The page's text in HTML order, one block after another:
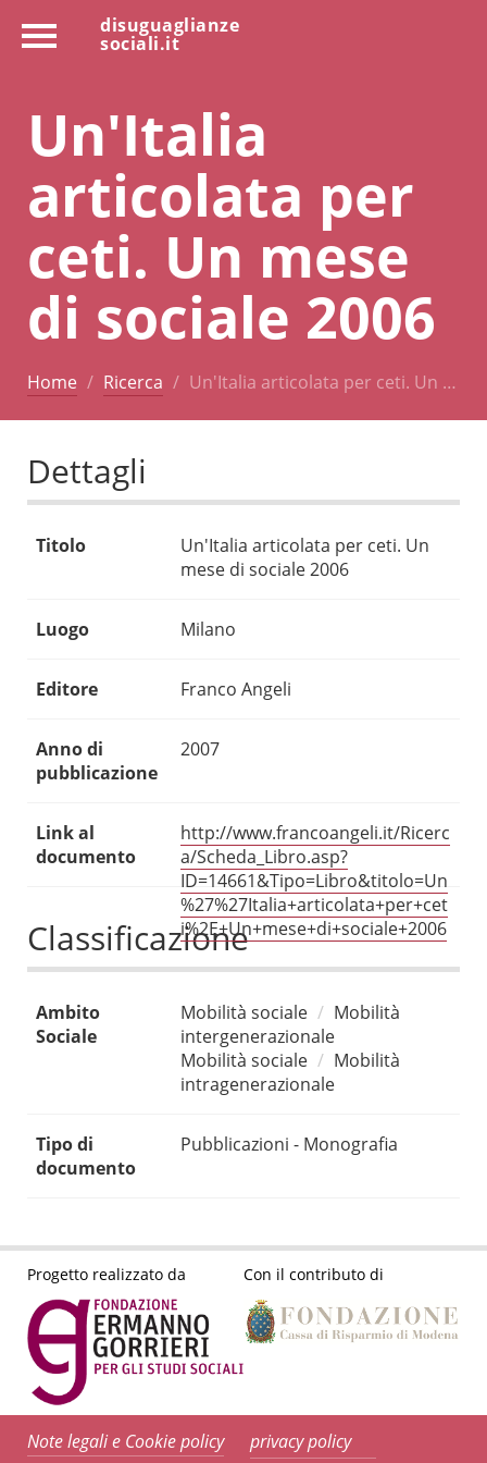
disuguaglianze
sociali.it
Un'Italia
articolata per
ceti. Un mese
di sociale 2006
Home Ricerca Un'Italia articolata per ceti. Un …
Dettagli
Titolo
Un'Italia articolata per ceti. Un
mese di sociale 2006
Luogo Milano
Editore Franco Angeli
Anno di
pubblicazione
2007
Link al
documento
http://www.francoangeli.it/Ricerc
a/Scheda_Libro.asp?
ID=14661&Tipo=Libro&titolo=Un
%27%27Italia+articolata+per+cet
i%2E+Un+mese+di+sociale+2006
Classificazione
Ambito
Sociale
Mobilità sociale
Mobilità
intergenerazionale
Mobilità sociale
Mobilità
intragenerazionale
Tipo di
documento
Pubblicazioni - Monografia
Progetto realizzato da Con il contributo di
Note legali e Cookie policy privacy policy